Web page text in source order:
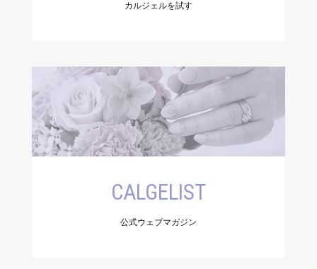
カルジェルを試す
CALGELIST
公式ウェブマガジン